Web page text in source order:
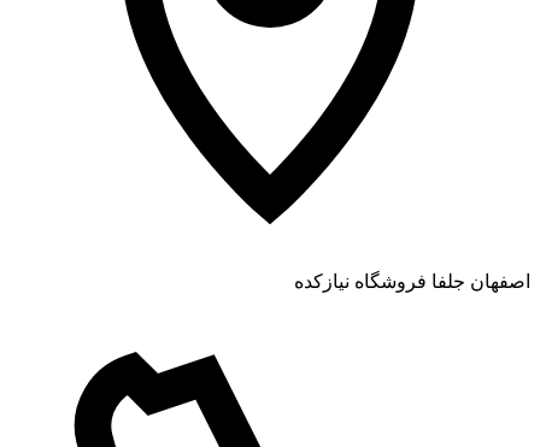
اصفهان جلفا فروشگاه نیازکده